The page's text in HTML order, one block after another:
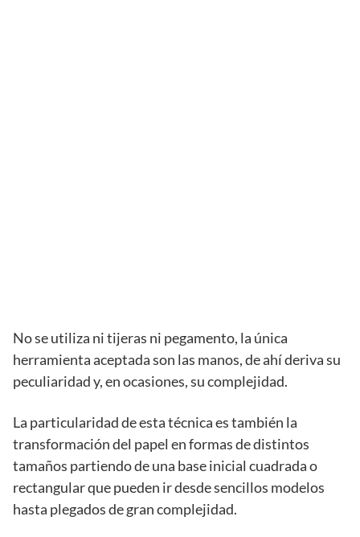
No se utiliza ni tijeras ni pegamento, la única
herramienta aceptada son las manos, de ahí deriva su
peculiaridad y, en ocasiones, su complejidad.
La particularidad de esta técnica es también la
transformación del papel en formas de distintos
tamaños partiendo de una base inicial cuadrada o
rectangular que pueden ir desde sencillos modelos
hasta plegados de gran complejidad.